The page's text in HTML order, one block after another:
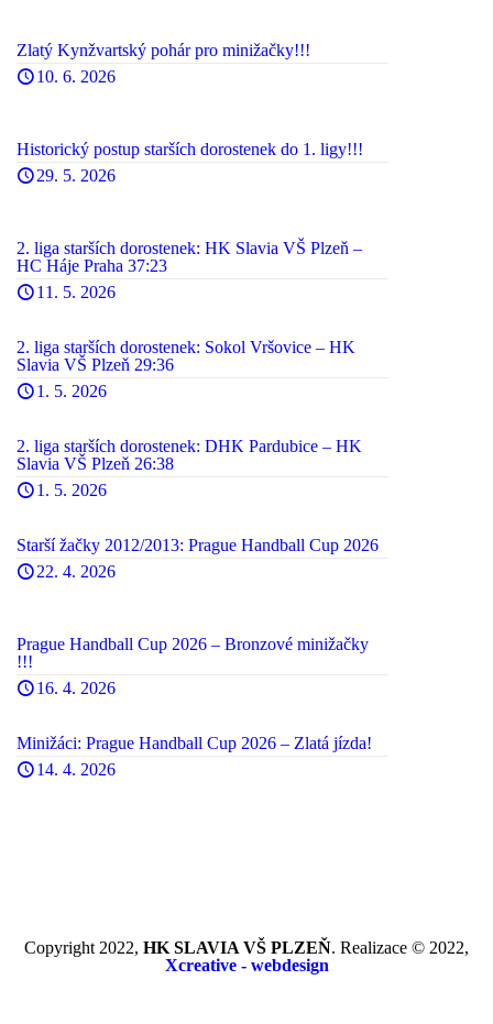
Zlatý Kynžvartský pohár pro minižačky!!!
10. 6. 2026
Historický postup starších dorostenek do 1. ligy!!!
29. 5. 2026
2. liga starších dorostenek: HK Slavia VŠ Plzeň –
HC Háje Praha 37:23
11. 5. 2026
2. liga starších dorostenek: Sokol Vršovice – HK
Slavia VŠ Plzeň 29:36
1. 5. 2026
2. liga starších dorostenek: DHK Pardubice – HK
Slavia VŠ Plzeň 26:38
1. 5. 2026
Starší žačky 2012/2013: Prague Handball Cup 2026
22. 4. 2026
Prague Handball Cup 2026 – Bronzové minižačky
!!!
16. 4. 2026
Minižáci: Prague Handball Cup 2026 – Zlatá jízda!
14. 4. 2026
Copyright 2022, HK SLAVIA VŠ PLZEŇ. Realizace © 2022,
Xcreative - webdesign